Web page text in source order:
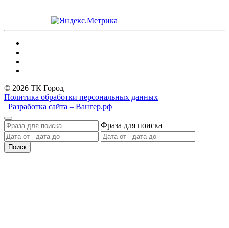
© 2026 ТК Город
Политика обработки персональных данных
Разработка сайта – Вангер.рф
Фраза для поиска
Поиск